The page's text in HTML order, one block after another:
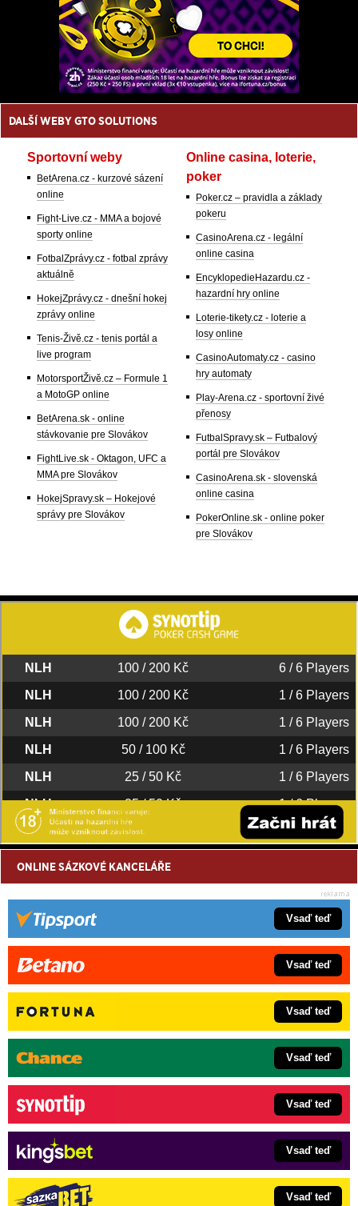
DALŠÍ WEBY GTO SOLUTIONS
Sportovní weby
BetArena.cz - kurzové sázení
online
Fight-Live.cz - MMA a bojové
sporty online
FotbalZprávy.cz - fotbal zprávy
aktuálně
HokejZprávy.cz - dnešní hokej
zprávy online
Tenis-Živě.cz - tenis portál a
live program
MotorsportŽivě.cz – Formule 1
a MotoGP online
BetArena.sk - online
stávkovanie pre Slovákov
FightLive.sk - Oktagon, UFC a
MMA pre Slovákov
HokejSpravy.sk – Hokejové
správy pre Slovákov
Online casina, loterie,
poker
Poker.cz – pravidla a základy
pokeru
CasinoArena.cz - legální
online casina
EncyklopedieHazardu.cz -
hazardní hry online
Loterie-tikety.cz - loterie a
losy online
CasinoAutomaty.cz - casino
hry automaty
Play-Arena.cz - sportovní živé
přenosy
FutbalSpravy.sk – Futbalový
portál pre Slovákov
CasinoArena.sk - slovenská
online casina
PokerOnline.sk - online poker
pre Slovákov
ONLINE SÁZKOVÉ KANCELÁŘE
Vsaď teď
Vsaď teď
Vsaď teď
Vsaď teď
Vsaď teď
Vsaď teď
Vsaď teď